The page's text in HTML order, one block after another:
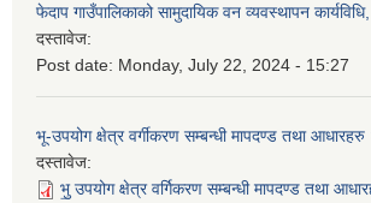
फेदाप गाउँपालिकाको सामुदायिक वन व्यवस्थापन
दस्तावेज:
Post date: Monday, July 22, 2024 - 15:27
भू-उपयोग क्षेत्र वर्गीकरण सम्बन्धी मापदण्ड तथा
दस्तावेज:
भु॒ उपयोग क्षेत्र वर्गिकरण सम्बन्धी मापदण्ड तथा